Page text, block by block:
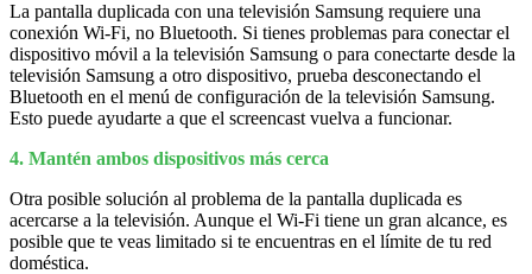
La pantalla duplicada con una televisión Samsung requiere una
conexión Wi-Fi, no Bluetooth. Si tienes problemas para conectar el
dispositivo móvil a la televisión Samsung o para conectarte desde la
televisión Samsung a otro dispositivo, prueba desconectando el
Bluetooth en el menú de configuración de la televisión Samsung.
Esto puede ayudarte a que el screencast vuelva a funcionar.
4. Mantén ambos dispositivos más cerca
Otra posible solución al problema de la pantalla duplicada es
acercarse a la televisión. Aunque el Wi-Fi tiene un gran alcance, es
posible que te veas limitado si te encuentras en el límite de tu red
doméstica.